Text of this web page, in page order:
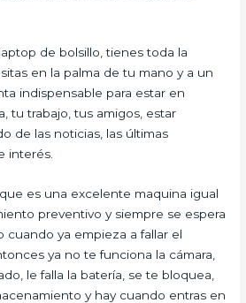
de bolsillo, tienes toda la
en la palma de tu mano y a un
indispensable para estar en
tu trabajo, tus amigos, estar
de las noticias, las últimas
interés.
es una excelente maquina igual
preventivo y siempre se espera
cuando ya empieza a fallar el
ya no te funciona la cámara,
le falla la batería, se te bloquea,
y hay cuando entras en